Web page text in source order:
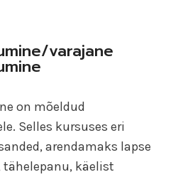
varajane
on mõeldud
Selles kursuses eri
arendamaks lapse
käelist